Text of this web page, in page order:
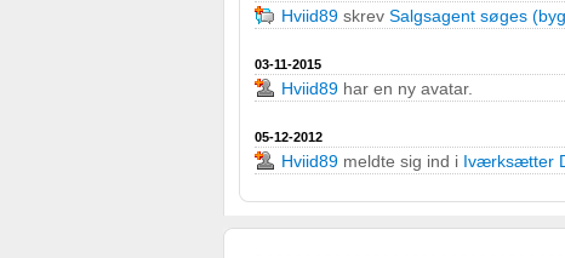
Hviid89 skrev Salgsagent søges
03-11-2015
Hviid89 har en ny avatar.
05-12-2012
Hviid89 meldte sig ind i Iværksætter
Forstå målgrupper gennem statistikker eller kombinationer af
Udvikle og forbedre tjenester